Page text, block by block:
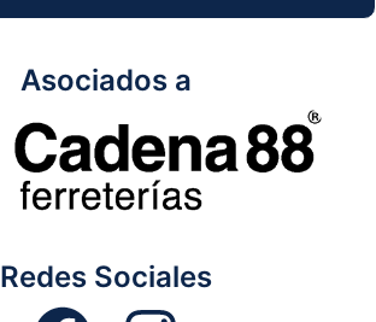
Asociados a
Redes Sociales